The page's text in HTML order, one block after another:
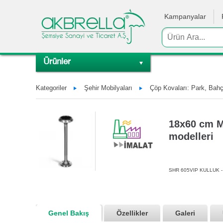
Kampanyalar
Ürünler
Kategoriler Şehir Mobilyaları Çöp Kovaları: Park,
18x60 cm
modelleri
SHR 605VIP KULLUK
Genel Bakış Özellikler Galeri